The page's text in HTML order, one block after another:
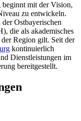
mit der Vision,
zu entwickeln.
Ostbayerischen
die als akademisches
Region gilt. Seit der
kontinuierlich
Dienstleistungen im
bereitgestellt.